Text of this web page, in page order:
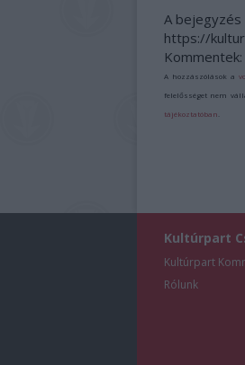
A bejegyzés
https://
Kommentek:
A hozzászólások a
felelősséget nem
tájékoztatóban
Kultúrpart
Kultúrpart
Rólunk